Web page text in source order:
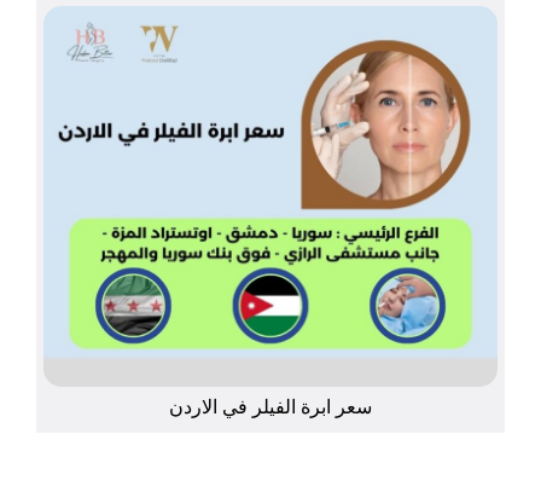
سعر ابرة الفيلر في الاردن